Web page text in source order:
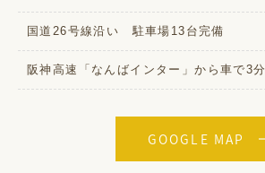
国道26号線沿い 駐車場13台完備
阪神高速「なんばインター」から車で3分
GOOGLE MAP